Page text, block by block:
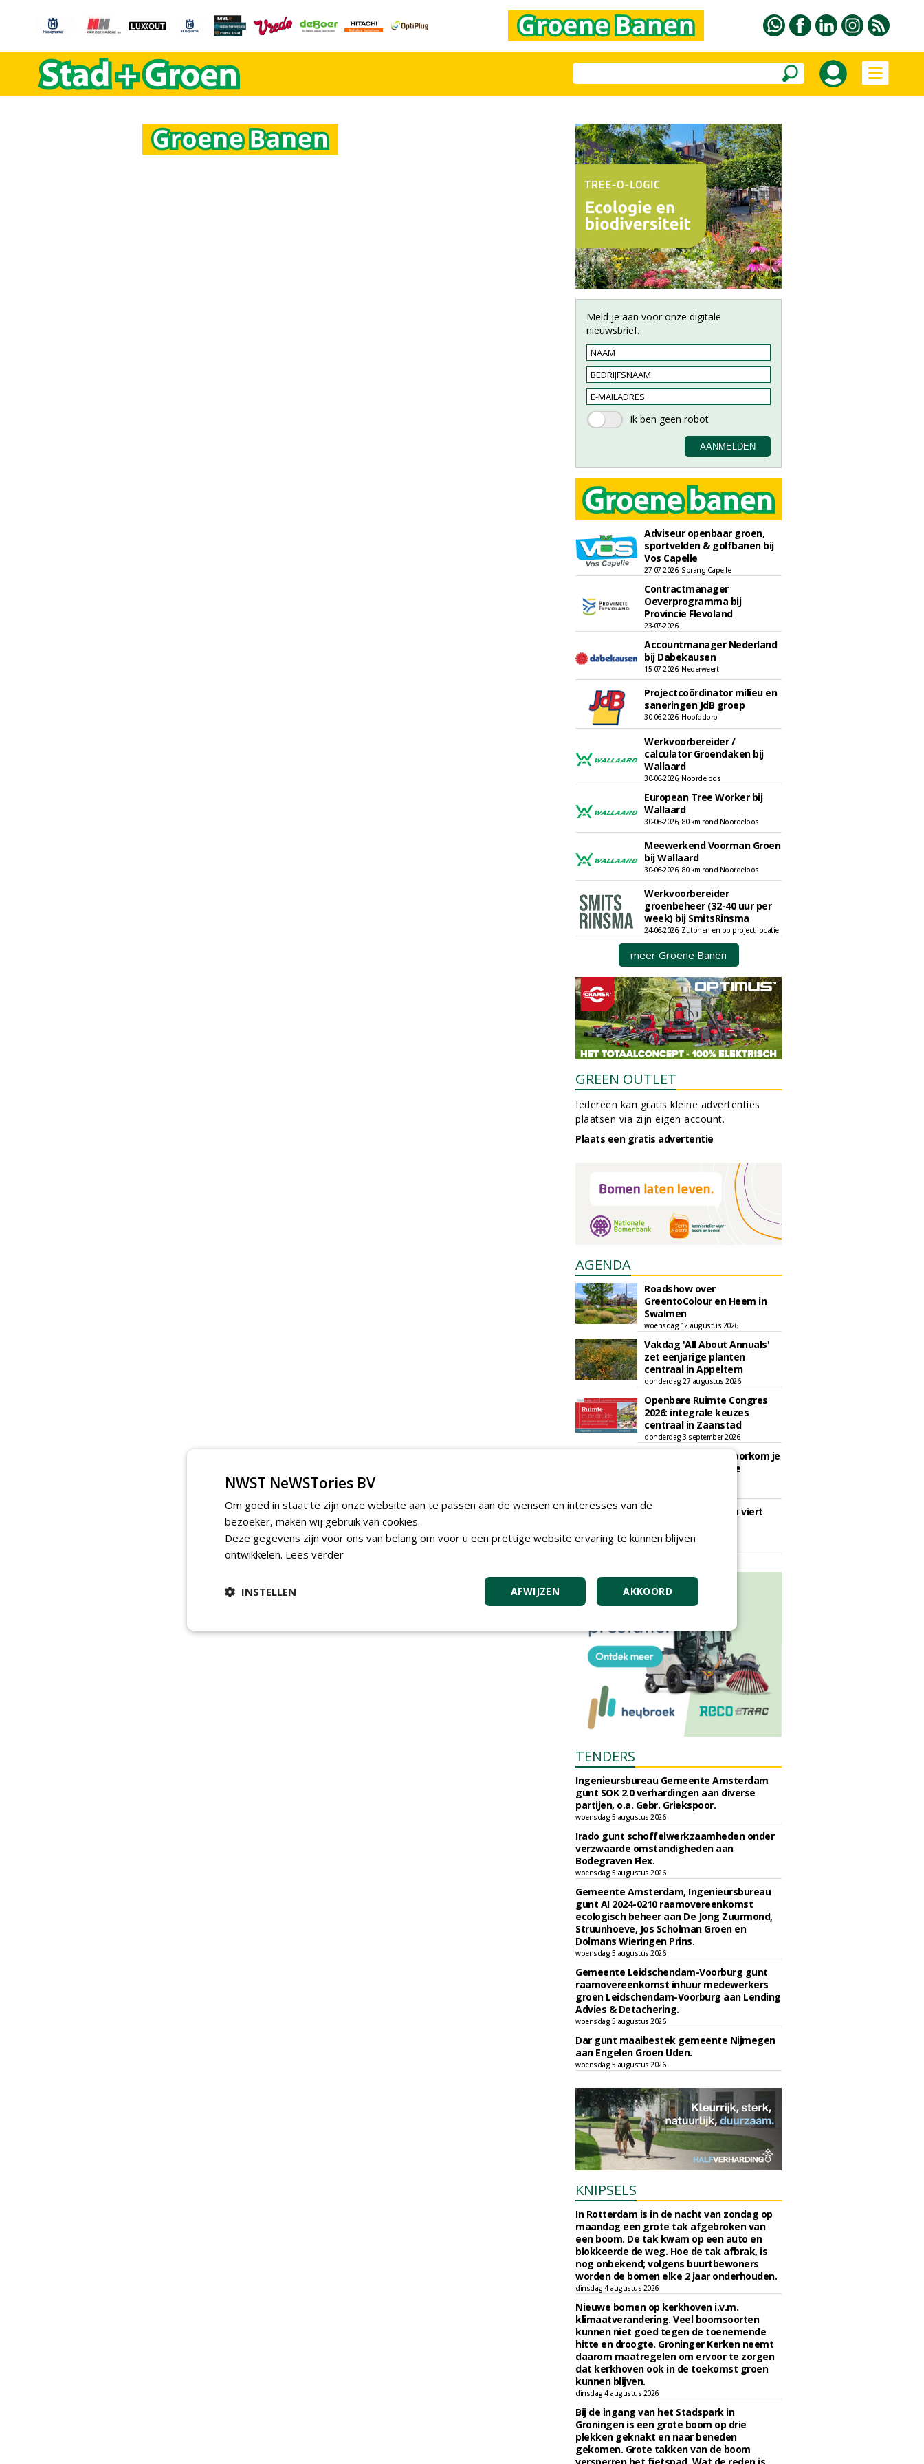
Meld je aan voor onze digitale
nieuwsbrief.
Adviseur openbaar groen,
sportvelden & golfbanen bij
Vos Capelle
27-07-2026, Sprang-Capelle
Contractmanager
Oeverprogramma bij
Provincie Flevoland
23-07-2026
Accountmanager Nederland
bij Dabekausen
15-07-2026, Nederweert
Projectcoördinator milieu en
saneringen JdB groep
30-06-2026, Hoofddorp
Werkvoorbereider /
calculator Groendaken bij
Wallaard
30-06-2026, Noordeloos
European Tree Worker bij
Wallaard
30-06-2026, 80 km rond Noordeloos
Meewerkend Voorman Groen
bij Wallaard
30-06-2026, 80 km rond Noordeloos
Werkvoorbereider
groenbeheer (32-40 uur per
week) bij SmitsRinsma
24-06-2026, Zutphen en op project locatie
meer Groene Banen
GREEN OUTLET
Iedereen kan gratis kleine advertenties
plaatsen via zijn eigen account.
Plaats een gratis advertentie
AGENDA
Roadshow over
GreentoColour en Heem in
Swalmen
woensdag 12 augustus 2026
Vakdag 'All About Annuals'
zet eenjarige planten
centraal in Appeltern
donderdag 27 augustus 2026
Openbare Ruimte Congres
2026: integrale keuzes
centraal in Zaanstad
donderdag 3 september 2026
Lunchwebinar: zo voorkom je
dat natuurinclusieve
Rooftop Symposium viert
dakontwikkeling
TENDERS
Ingenieursbureau Gemeente Amsterdam
gunt SOK 2.0 verhardingen aan diverse
partijen, o.a. Gebr. Griekspoor.
woensdag 5 augustus 2026
Irado gunt schoffelwerkzaamheden onder
verzwaarde omstandigheden aan
Bodegraven Flex.
woensdag 5 augustus 2026
Gemeente Amsterdam, Ingenieursbureau
gunt AI 2024-0210 raamovereenkomst
ecologisch beheer aan De Jong Zuurmond,
Struunhoeve, Jos Scholman Groen en
Dolmans Wieringen Prins.
woensdag 5 augustus 2026
Gemeente Leidschendam-Voorburg gunt
raamovereenkomst inhuur medewerkers
groen Leidschendam-Voorburg aan Lending
Advies & Detachering.
woensdag 5 augustus 2026
Dar gunt maaibestek gemeente Nijmegen
aan Engelen Groen Uden.
woensdag 5 augustus 2026
KNIPSELS
In Rotterdam is in de nacht van zondag op
maandag een grote tak afgebroken van
een boom. De tak kwam op een auto en
blokkeerde de weg. Hoe de tak afbrak, is
nog onbekend; volgens buurtbewoners
worden de bomen elke 2 jaar onderhouden.
dinsdag 4 augustus 2026
Nieuwe bomen op kerkhoven i.v.m.
klimaatverandering. Veel boomsoorten
kunnen niet goed tegen de toenemende
hitte en droogte. Groninger Kerken neemt
daarom maatregelen om ervoor te zorgen
dat kerkhoven ook in de toekomst groen
kunnen blijven.
dinsdag 4 augustus 2026
Bij de ingang van het Stadspark in
Groningen is een grote boom op drie
plekken geknakt en naar beneden
gekomen. Grote takken van de boom
NWST NeWSTories BV
Om goed in staat te zijn onze website aan te passen aan de wensen en interesses van de
bezoeker, maken wij gebruik van cookies.
Deze gegevens zijn voor ons van belang om voor u een prettige website ervaring te kunnen blijven
ontwikkelen. Lees verder
AKKOORD
AFWIJZEN
INSTELLEN